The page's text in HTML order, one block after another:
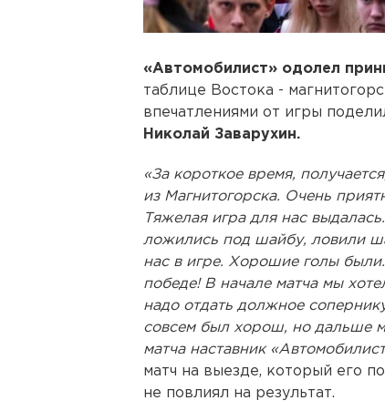
«Автомобилист» одолел
таблице Востока -
впечатлениями от игры
Николай Заварухин.
«За короткое время,
из Магнитогорска. Очень
Тяжелая игра для нас
ложились под шайбу, ловили
нас в игре. Хорошие голы
победе! В начале матча мы
надо отдать должное
совсем был хорош, но дальше
матча наставник
матч на выезде, который его
не повлиял на результат.